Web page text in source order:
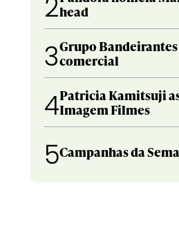
2head
3Grupo
comercial
4Patricia Kamitsuji
Imagem Filmes
5Campanhas da